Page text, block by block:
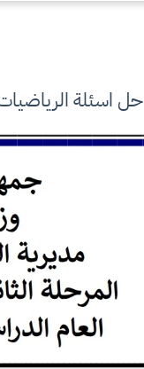
حل اسئلة